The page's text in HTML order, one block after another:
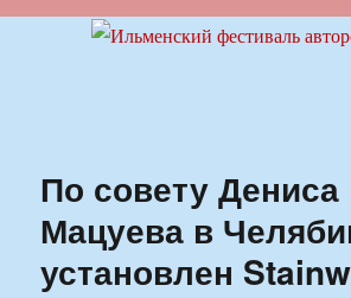
Ильменский фестиваль
По совету Дениса
Мацуева в
установлен